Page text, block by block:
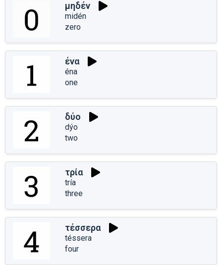
μηδέν
midén
zero
ένα
éna
one
δύο
dýo
two
τρία
tría
three
τέσσερα
téssera
four